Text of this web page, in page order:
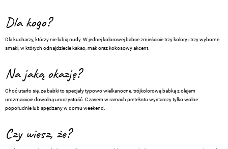
Dla kogo?
Dla kucharzy, którzy nie lubią nudy. W jednej kolorowej babce zmieścicie trzy kolory i trzy wyborne
smaki, w których odnajdziecie kakao, mak oraz kokosowy akcent.
Na jaką okazję?
Choć utarło się, że babki to specjały typowo wielkanocne, trójkolorową babką z olejem
urozmaicicie dowolną uroczystość. Czasem w ramach pretekstu wystarczy tylko wolne
popołudnie lub spędzany w domu weekend.
Czy wiesz, że?